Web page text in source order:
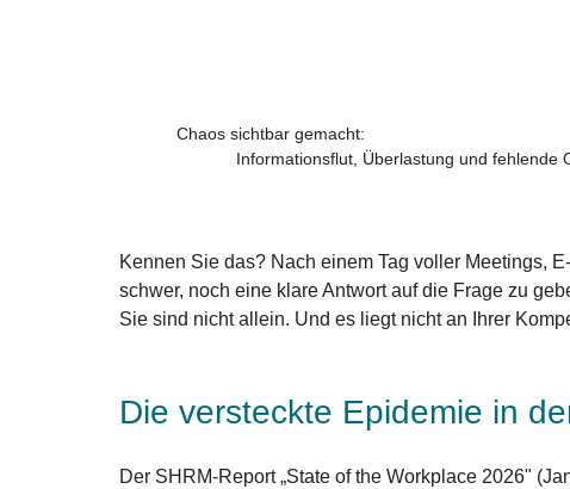
Chaos sichtbar
Informationsflut, Überlastung und fehlende
Kennen Sie das? Nach einem Tag voller Meetings,
schwer, noch eine klare Antwort auf die Frage zu
Sie sind nicht allein. Und es liegt nicht an Ihrer
Die versteckte Epidemie in
Der SHRM-Report „State of the Workplace 2026"